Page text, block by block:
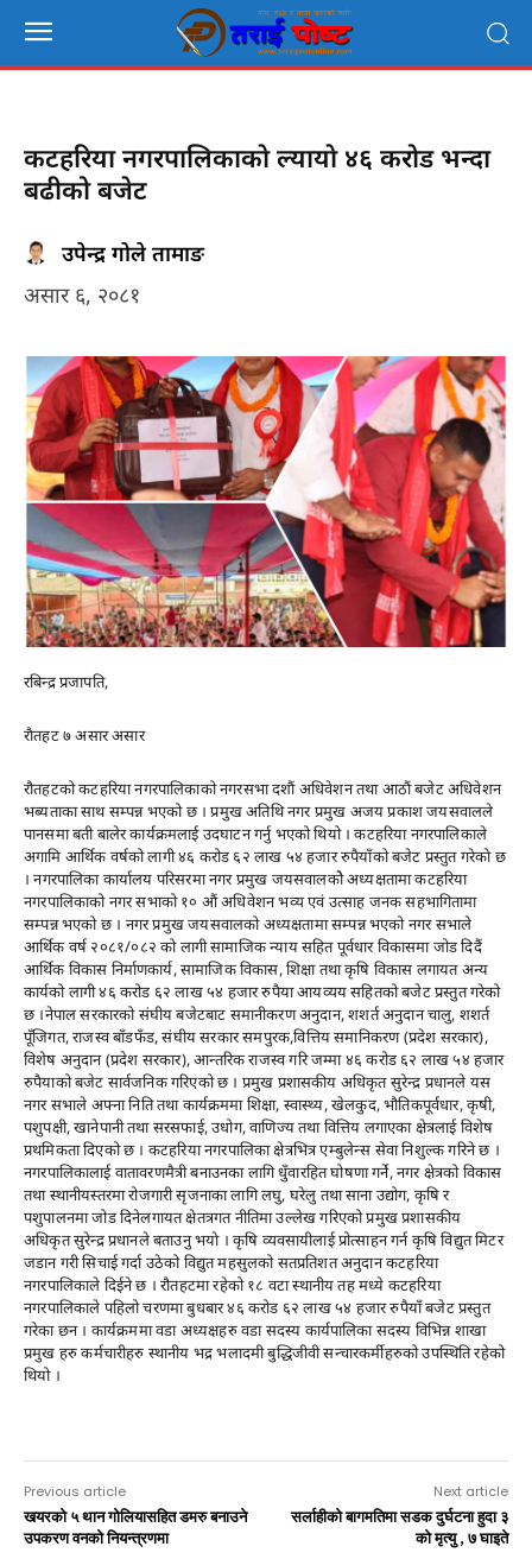
कटहरिया नगरपालिकाकाे ल्यायाे ४६ करोड भन्दा
बढीको बजेट
उपेन्द्र गोले तामाङ
असार ६, २०८१
रबिन्द्र प्रजापति,
राैतहट ७ असार असार
रौतहटको कटहरिया नगरपालिकाको नगरसभा दशौं अधिवेशन तथा आठौं बजेट अधिवेशन
भब्यताका साथ सम्पन्न भएको छ । प्रमुख अतिथि नगर प्रमुख अजय प्रकाश जयसवालले
पानसमा बती बालेर कार्यक्रमलाई उदघाटन गर्नु भएको थियो । कटहरिया नगरपालिकाले
अगामि आर्थिक वर्षको लागी ४६ करोड ६२ लाख ५४ हजार रुपैयाँको बजेट प्रस्तुत गरेकाे छ
। नगरपालिका कार्यालय परिसरमा नगर प्रमुख जयसवालकोे अध्यक्षतामा कटहरिया
नगरपालिकाको नगर सभाको १० औं अधिवेशन भव्य एवं उत्साह जनक सहभागितामा
सम्पन्न भएको छ । नगर प्रमुख जयसवालको अध्यक्षतामा सम्पन्न भएको नगर सभाले
आर्थिक वर्ष २०८१/०८२ को लागी सामाजिक न्याय सहित पूर्वधार विकासमा जोड दिदैं
आर्थिक विकास निर्माणकार्य, सामाजिक विकास, शिक्षा तथा कृषि विकास लगायत अन्य
कार्यको लागी ४६ करोड ६२ लाख ५४ हजार रुपैया आयव्यय सहितको बजेट प्रस्तुत गरेको
छ ।नेपाल सरकारको संघीय बजेटबाट समानीकरण अनुदान, शशर्त अनुदान चालु, शशर्त
पूँजिगत, राजस्व बाँडफँड, संघीय सरकार समपुरक,वित्तिय समानिकरण (प्रदेश सरकार),
विशेष अनुदान (प्रदेश सरकार), आन्तरिक राजस्व गरि जम्मा ४६ करोड ६२ लाख ५४ हजार
रुपैयाको बजेट सार्वजनिक गरिएको छ । प्रमुख प्रशासकीय अधिकृत सुरेन्द्र प्रधानले यस
नगर सभाले अफ्ना निति तथा कार्यक्रममा शिक्षा, स्वास्थ्य, खेलकुद, भौतिकपूर्वधार, कृषी,
पशुपक्षी, खानेपानी तथा सरसफाई, उधोग, वाणिज्य तथा वित्तिय लगाएका क्षेत्रलाई विशेष
प्रथमिकता दिएको छ । कटहरिया नगरपालिका क्षेत्रभित्र एम्बुलेन्स सेवा निशुल्क गरिने छ ।
नगरपालिकालाई वातावरणमैत्री बनाउनका लागि धुँवारहित घोषणा गर्ने, नगर क्षेत्रको विकास
तथा स्थानीयस्तरमा रोजगारी सृजनाका लागि लघु, घरेलु तथा साना उद्योग, कृषि र
पशुपालनमा जोड दिनेलगायत क्षेतत्रगत नीतिमा उल्लेख गरिएको प्रमुख प्रशासकीय
अधिकृत सुरेन्द्र प्रधानले बताउनु भयाे । कृषि व्यवसायीलाई प्रोत्साहन गर्न कृषि विद्युत मिटर
जडान गरी सिचाई गर्दा उठेको विद्युत महसुलको सतप्रतिशत अनुदान कटहरिया
नगरपालिकाले दिईने छ । रौतहटमा रहेको १८ वटा स्थानीय तह मध्ये कटहरिया
नगरपालिकाले पहिलो चरणमा बुधबार ४६ करोड ६२ लाख ५४ हजार रुपैयाँ बजेट प्रस्तुत
गरेका छन । कार्यक्रममा वडा अध्यक्षहरु वडा सदस्य कार्यपालिका सदस्य विभिन्न शाखा
प्रमुख हरु कर्मचारीहरु स्थानीय भद्र भलादमी बुद्धिजीवी सन्चारकर्मीहरुको उपस्थिति रहेको
थियो ।
Previous article
खयरको ५ थान गोलियासहित डमरु बनाउने
उपकरण वनको नियन्त्रणमा
Next article
सर्लाहीकाे बागमतिमा सडक दुर्घटना हुदा ३
काे मृत्यु , ७ घाइते